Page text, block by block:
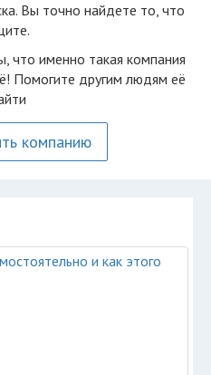
Вы точно найдете то, что
что именно такая компания
Помогите другим людям её
компанию